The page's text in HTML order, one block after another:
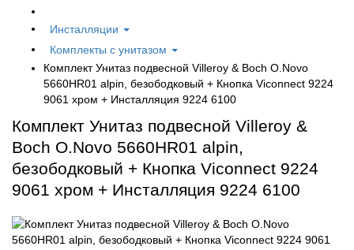
Инсталляции
Комплекты с унитазом
Комплект Унитаз подвесной Villeroy & Boch O.Novo
5660HR01 alpin, безободковый + Кнопка Viconnect 9224
9061 хром + Инсталляция 9224 6100
Комплект Унитаз подвесной Villeroy &
Boch O.Novo 5660HR01 alpin,
безободковый + Кнопка Viconnect 9224
9061 хром + Инсталляция 9224 6100